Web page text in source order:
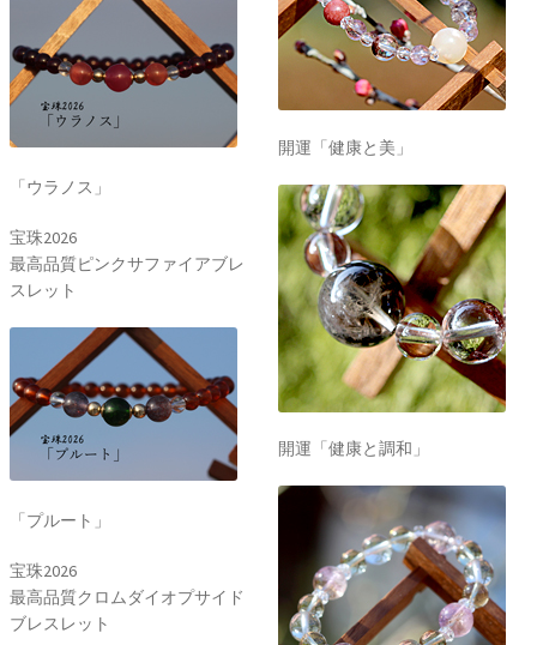
「ウラノス」
宝珠2026
最高品質ピンクサファイアブレ
スレット
「プルート」
宝珠2026
最高品質クロムダイオプサイド
ブレスレット
開運「健康と美」
開運「健康と調和」